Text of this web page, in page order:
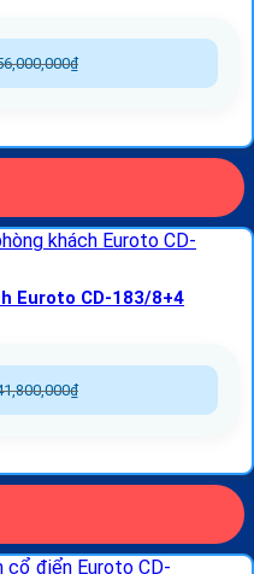
₫
Euroto CD-183/8+4
₫